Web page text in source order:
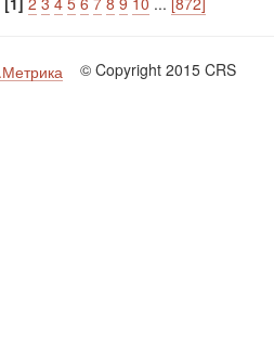
© Copyright 2015 CRS